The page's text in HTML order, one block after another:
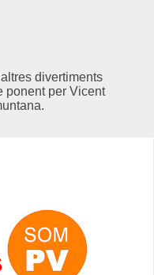
divertiments
ponent per Vicent